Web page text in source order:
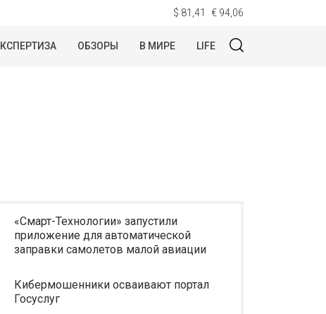
$ 81,41 € 94,06
ОБЗОРЫ В МИРЕ LIFE
«Смарт-Технологии» запустили
приложение для автоматической
заправки самолетов малой авиации
Кибермошенники осваивают портал
Госуслуг